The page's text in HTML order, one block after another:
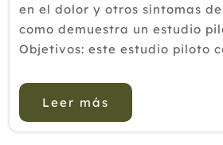
en el dolor y otros síntomas
como demuestra un estudio
Objetivos: este estudio piloto
para reducir el dolor y mejorar
Leer más